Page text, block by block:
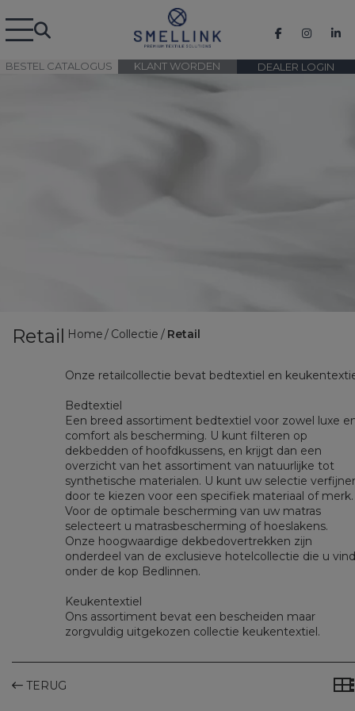
BESTEL CATALOGUS DEALER LOGIN
KLANT WORDEN
Home Collectie Retail
Retail
Onze retailcollectie bevat bedtextiel en
Bedtextiel
Een breed assortiment bedtextiel voor zowel luxe
comfort als bescherming. U kunt filteren op
dekbedden of hoofdkussens, en krijgt dan een
overzicht van het assortiment van natuurlijke tot
synthetische materialen. U kunt uw selectie
door te kiezen voor een specifiek materiaal of merk.
Voor de optimale bescherming van uw matras
selecteert u matrasbescherming of hoeslakens.
Onze hoogwaardige dekbedovertrekken zijn
onderdeel van de exclusieve hotelcollectie die u
onder de kop Bedlinnen.
Keukentextiel
Ons assortiment bevat een bescheiden maar
zorgvuldig uitgekozen collectie keukentextiel.
TERUG